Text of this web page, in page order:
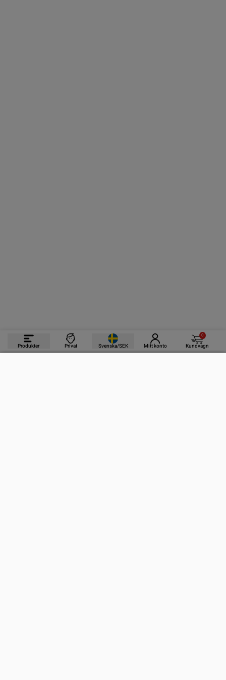
Produkter Privat Svenska/SEK Mitt konto
0
Kundvagn